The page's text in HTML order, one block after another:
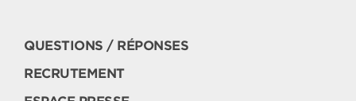
QUESTIONS / RÉPONSES
RECRUTEMENT